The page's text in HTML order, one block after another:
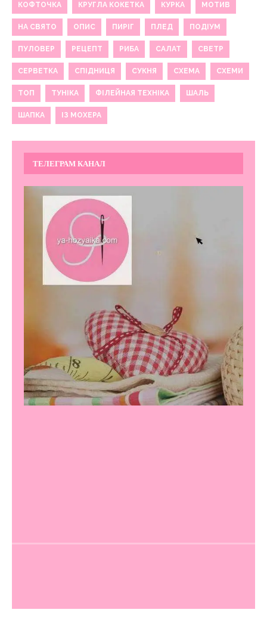
КОФТОЧКА КРУГЛА КОКЕТКА КУРКА МОТИВ
НА СВЯТО ОПИС ПИРІГ ПЛЕД ПОДІУМ
ПУЛОВЕР РЕЦЕПТ РИБА САЛАТ СВЕТР
СЕРВЕТКА СПІДНИЦЯ СУКНЯ СХЕМА СХЕМИ
ТОП ТУНІКА ФІЛЕЙНАЯ ТЕХНІКА ШАЛЬ
ШАПКА ІЗ МОХЕРА
ТЕЛЕГРАМ КАНАЛ